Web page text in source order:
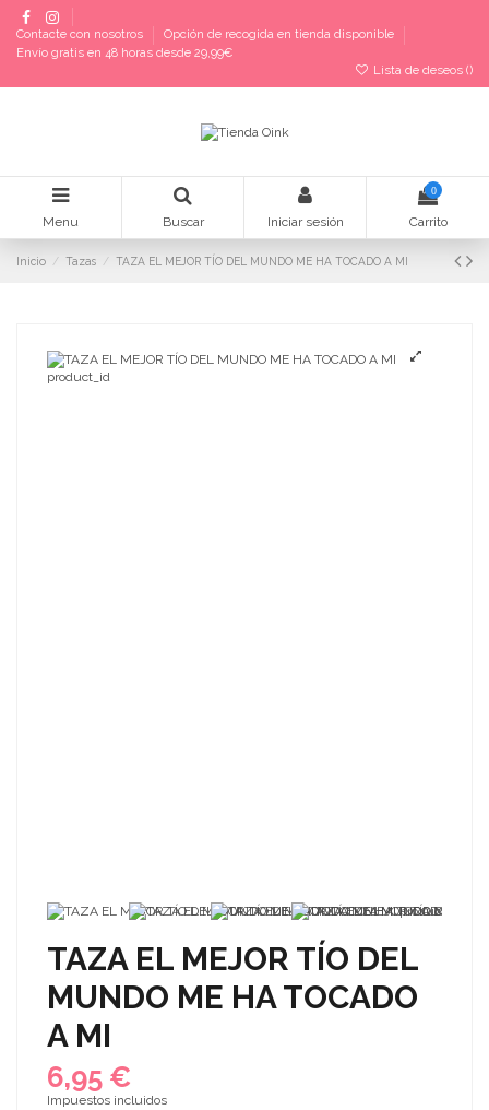
Contacte con nosotros
Opción de recogida en tienda disponible
Envío gratis en 48 horas desde 29,99€
Lista de deseos ()
Menu Buscar Iniciar sesión
0
Carrito
Inicio Tazas TAZA EL MEJOR TÍO DEL MUNDO ME HA TOCADO A MI
TAZA EL MEJOR TÍO DEL
MUNDO ME HA TOCADO
A MI
6,95 €
Impuestos incluidos